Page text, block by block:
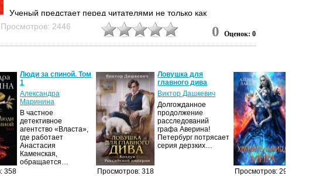
Ученый предстает перед читателями не только как
«потрясатель основ» средневековой схоластической науки о
светилах, но и как великий патриот, руководивший обороной
Просмотров: 2446 0 Оценок: 0
358
Люди за спиной. Том
1
Александра
Маринина
В частное
детективное
агентство «Власта»,
где работает
Анастасия
Каменская,
обращается…
Просмотров: 318
Ловушка для
главного дива
Виктор Дашкевич
Долгожданное
продолжение
расследований
графа Аверина!
Петербург потрясает
серия дерзких…
Просмотров: 291